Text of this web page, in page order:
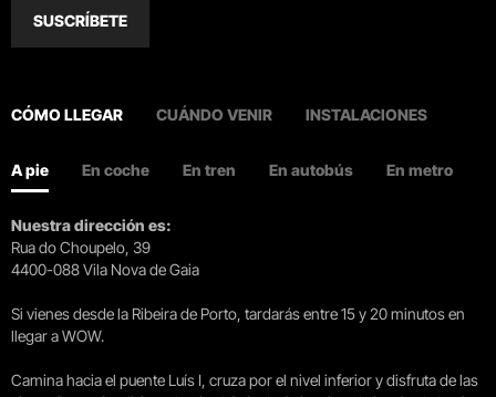
SUSCRÍBETE
CÓMO LLEGAR CUÁNDO VENIR INSTALACIONES
A pie En coche En tren En autobús En metro
Nuestra dirección es:
Rua do Choupelo, 39
4400-088 Vila Nova de Gaia
Si vienes desde la Ribeira de Porto, tardarás entre 15 y 20 minutos en
llegar a WOW.
Camina hacia el puente Luís I, cruza por el nivel inferior y disfruta de las